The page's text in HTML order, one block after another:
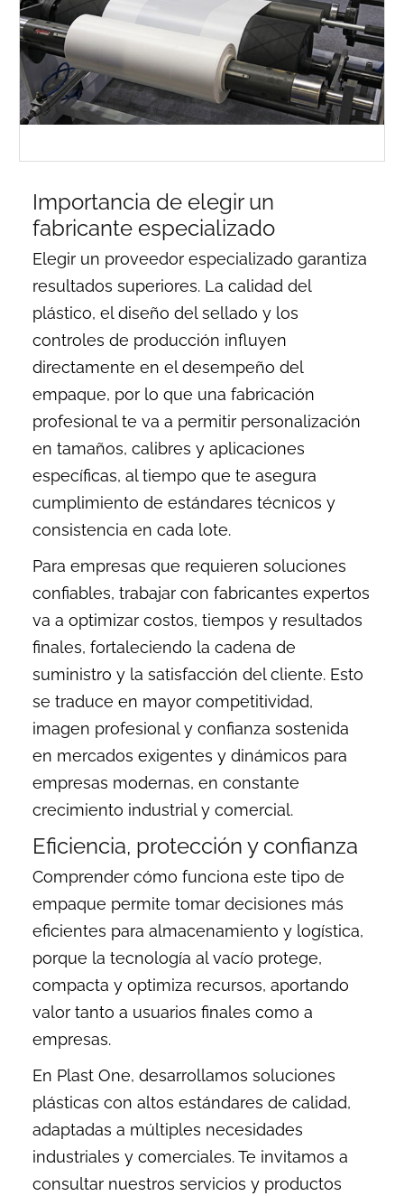
Importancia de elegir un
fabricante especializado
Elegir un proveedor especializado garantiza
resultados superiores. La calidad del
plástico, el diseño del sellado y los
controles de producción influyen
directamente en el desempeño del
empaque, por lo que una fabricación
profesional te va a permitir personalización
en tamaños, calibres y aplicaciones
específicas, al tiempo que te asegura
cumplimiento de estándares técnicos y
consistencia en cada lote.
Para empresas que requieren soluciones
confiables, trabajar con fabricantes expertos
va a optimizar costos, tiempos y resultados
finales, fortaleciendo la cadena de
suministro y la satisfacción del cliente. Esto
se traduce en mayor competitividad,
imagen profesional y confianza sostenida
en mercados exigentes y dinámicos para
empresas modernas, en constante
crecimiento industrial y comercial.
Eficiencia, protección y confianza
Comprender cómo funciona este tipo de
empaque permite tomar decisiones más
eficientes para almacenamiento y logística,
porque la tecnología al vacío protege,
compacta y optimiza recursos, aportando
valor tanto a usuarios finales como a
empresas.
En Plast One, desarrollamos soluciones
plásticas con altos estándares de calidad,
adaptadas a múltiples necesidades
industriales y comerciales. Te invitamos a
consultar nuestros servicios y productos